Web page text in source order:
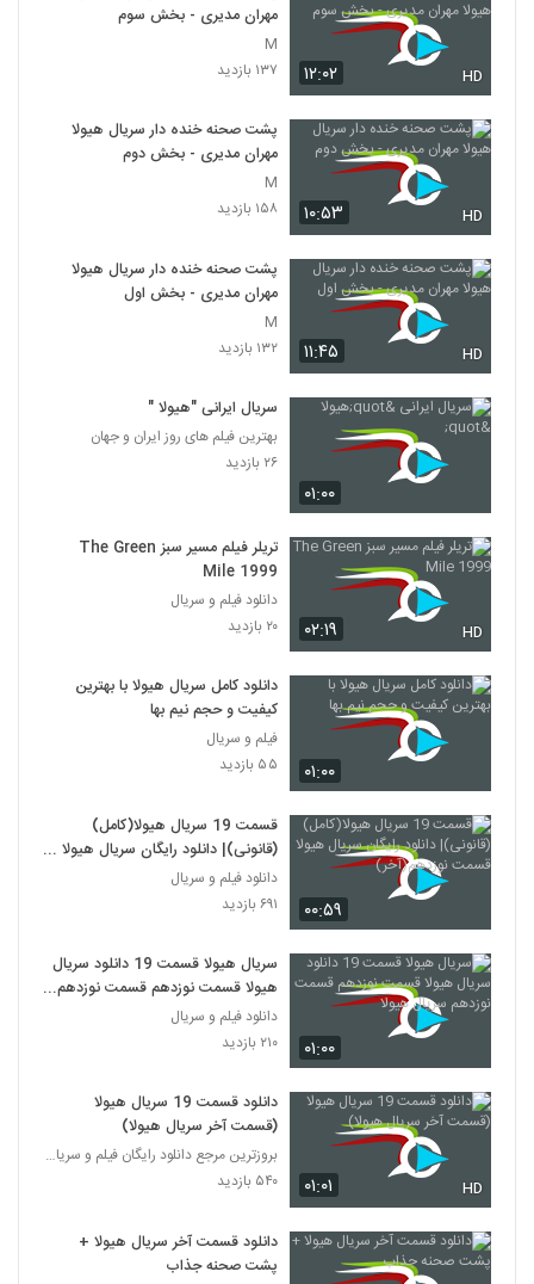
۱۲:۰۲ HD
مهران مدیری - بخش سوم
M
۱۳۷ بازدید
۱۰:۵۳ HD
پشت صحنه خنده دار سریال هیولا
مهران مدیری - بخش دوم
M
۱۵۸ بازدید
۱۱:۴۵ HD
پشت صحنه خنده دار سریال هیولا
مهران مدیری - بخش اول
M
۱۳۲ بازدید
۰۱:۰۰
سریال ایرانی "هیولا "
بهترین فیلم های روز ایران و جهان
۲۶ بازدید
۰۲:۱۹ HD
تریلر فیلم مسیر سبز The Green
Mile 1999
دانلود فیلم و سریال
۲۰ بازدید
۰۱:۰۰
دانلود کامل سریال هیولا با بهترین
کیفیت و حجم نیم بها
فیلم و سریال
۵۵ بازدید
۰۰:۵۹
قسمت 19 سریال هیولا(کامل)
(قانونی)| دانلود رایگان سریال هیولا
قسمت نوزدهم(آخر)
دانلود فیلم و سریال
۶۹۱ بازدید
۰۱:۰۰
سریال هیولا قسمت 19 دانلود سریال
هیولا قسمت نوزدهم قسمت نوزدهم
سریال هیولا
دانلود فیلم و سریال
۲۱۰ بازدید
۰۱:۰۱ HD
دانلود قسمت 19 سریال هیولا
(قسمت آخر سریال هیولا)
بروزترین مرجع دانلود رایگان فیلم و سریال ایرانی
۵۴۰ بازدید
دانلود قسمت آخر سریال هیولا +
پشت صحنه جذاب